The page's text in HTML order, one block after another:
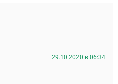
29.10.2020 в 06:34